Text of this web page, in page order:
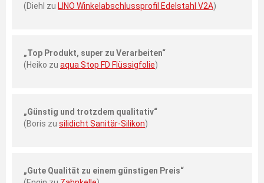
(Diehl zu LINO Winkelabschlussprofil Edelstahl V2A)
„Top Produkt, super zu Verarbeiten“
(Heiko zu aqua Stop FD Flüssigfolie)
„Günstig und trotzdem qualitativ“
(Boris zu silidicht Sanitär-Silikon)
„Gute Qualität zu einem günstigen Preis“